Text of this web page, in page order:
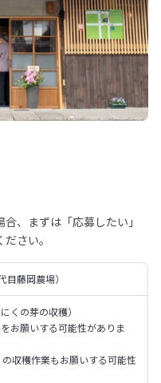
、まずは「応募したい」
さい。
藤岡農場）
くの芽の収穫）
お願いする可能性がありま
収穫作業もお願いする可能性